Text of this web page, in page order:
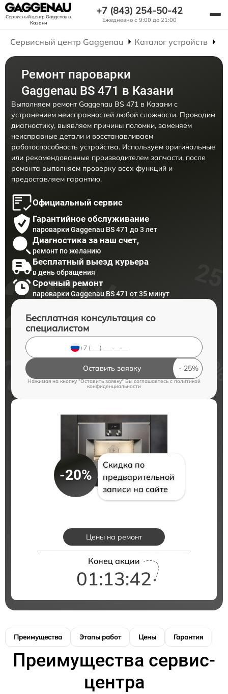
Сервисный центр Gaggenauв
Казани
+7 (843) 254-50-42
Ежедневно с 9:00 до 21:00
Сервисный центр Gaggenau Каталог устройств
Ремонт пароварки
Gaggenau BS 471 в Казани
Выполняем ремонт Gaggenau BS 471 в Казани с
устранением неисправностей любой сложности. Проводим
диагностику, выявляем причины поломки, заменяем
неисправные детали и восстанавливаем
работоспособность устройства. Используем оригинальные
или рекомендованные производителем запчасти, после
ремонта выполняем проверку всех функций и
предоставляем гарантию.
Официальный сервис
Гарантийное обслуживание
пароварки Gaggenau BS 471 до 3 лет
Диагностика за наш счет,
ремонт по желанию
Бесплатный выезд курьера
в день обращения
Срочный ремонт
пароварки Gaggenau BS 471 от 35 минут
Бесплатная консультация со
специалистом
Оставить заявку
Нажимая на кнопку "Оставить заявку" Вы соглашаетесь c политикой
конфиденциальности
-20%
Скидка по
предварительной
записи на сайте
Цены на ремонт
Конец акции
01:13:41
Преимущества Этапы работ Цены Гарантия
Преимущества сервис-
центра